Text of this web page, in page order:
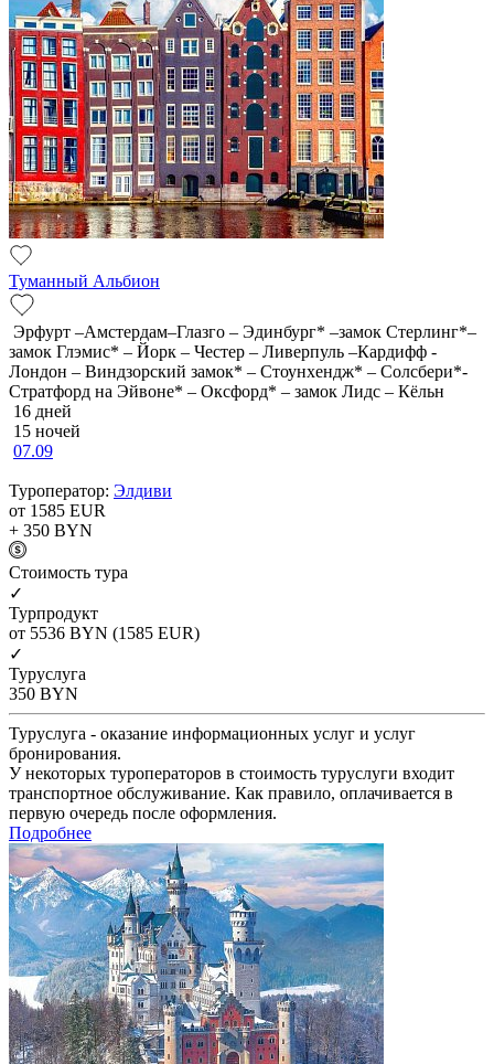
Туманный Альбион
Эрфурт –Амстердам–Глазго – Эдинбург* –замок Стерлинг*–
замок Глэмис* – Йорк – Честер – Ливерпуль –Кардифф -
Лондон – Виндзорский замок* – Стоунхендж* – Солсбери*-
Стратфорд на Эйвоне* – Оксфорд* – замок Лидс – Кёльн
16 дней
15 ночей
07.09
Туроператор: Элдиви
от 1585 EUR
+ 350 BYN
Cтоимость тура
✓
Турпродукт
от 5536 BYN (1585 EUR)
✓
Туруслуга
350 BYN
Туруслуга - оказание информационных услуг и услуг
бронирования.
У некоторых туроператоров в стоимость туруслуги входит
транспортное обслуживание. Как правило, оплачивается в
первую очередь после оформления.
Подробнее